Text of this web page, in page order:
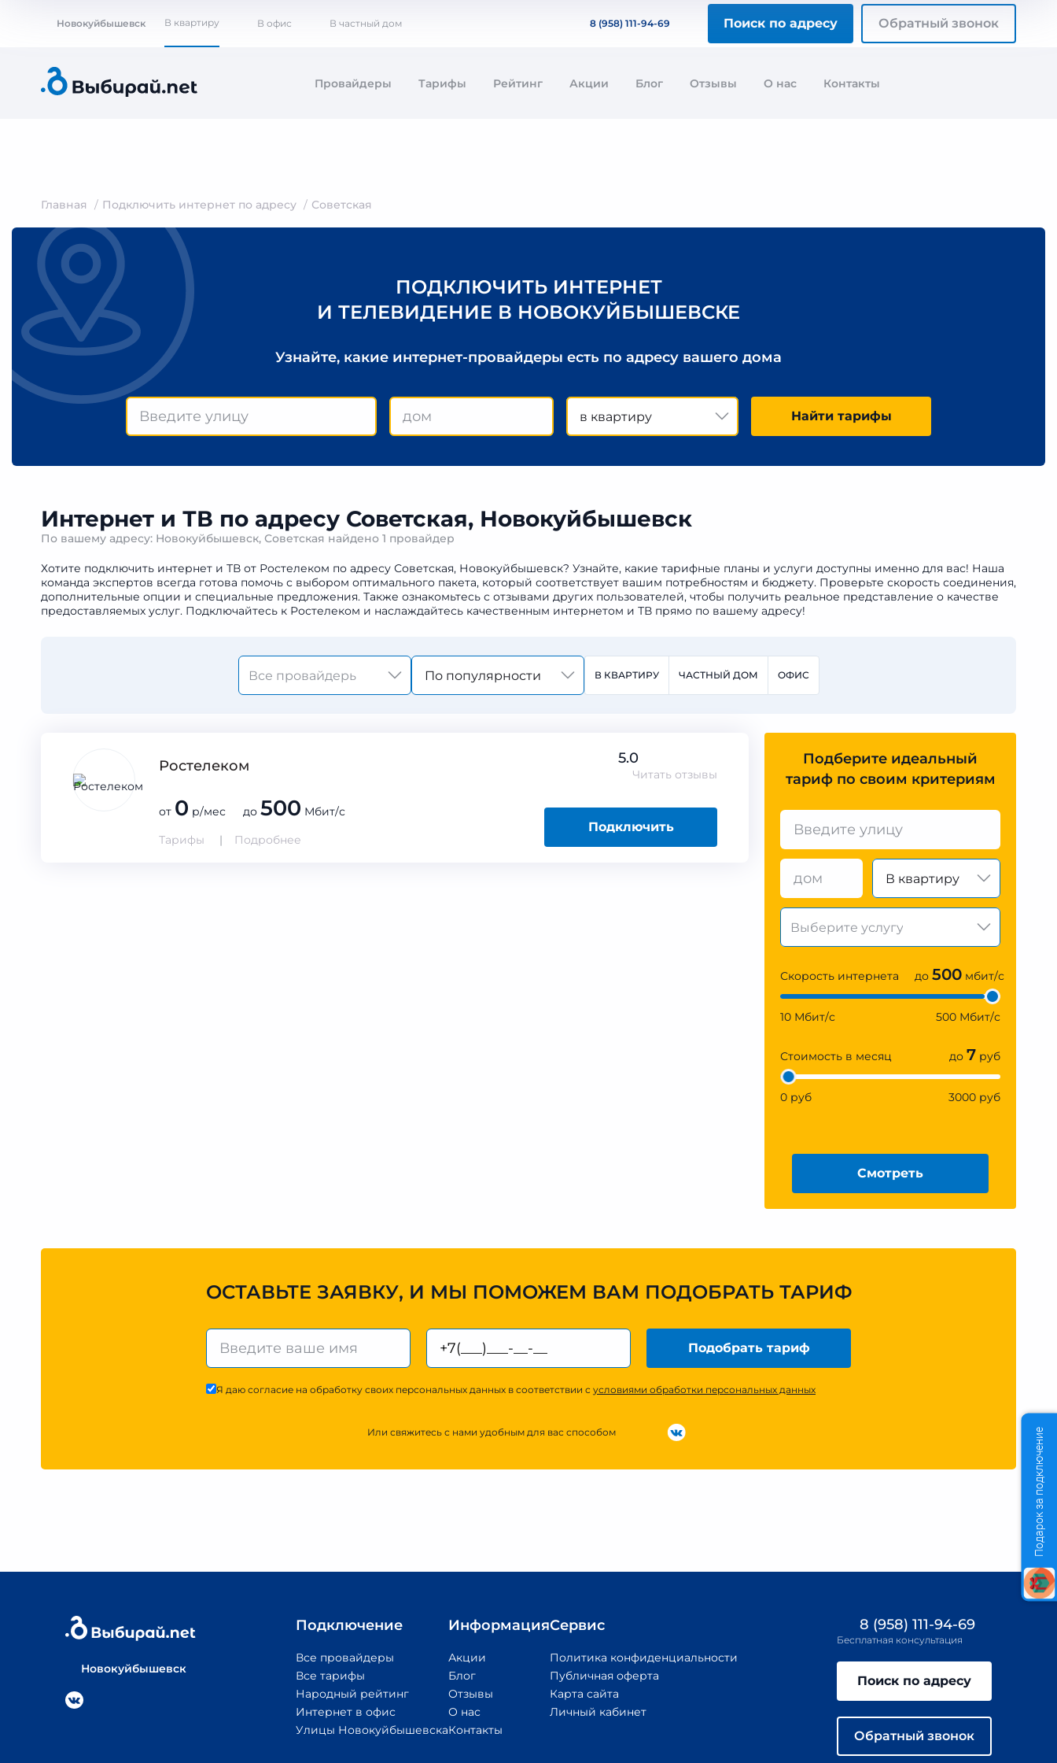
Новокуйбышевск В квартиру В офис В частный дом 8 (958) 111-94-69 Поиск по адресу Обратный звонок
Провайдеры Тарифы Рейтинг Акции Блог Отзывы О нас Контакты
Главная Подключить интернет по адресу Советская
ПОДКЛЮЧИТЬ ИНТЕРНЕТ
И ТЕЛЕВИДЕНИЕ В НОВОКУЙБЫШЕВСКЕ
Узнайте, какие интернет-провайдеры есть по адресу вашего дома
в квартиру Найти тарифы
Интернет и ТВ по адресу Советская, Новокуйбышевск
По вашему адресу: Новокуйбышевск, Советская найдено 1 провайдер
Хотите подключить интернет и ТВ от Ростелеком по адресу Советская, Новокуйбышевск? Узнайте, какие тарифные планы и услуги доступны именно для вас! Наша
команда экспертов всегда готова помочь с выбором оптимального пакета, который соответствует вашим потребностям и бюджету. Проверьте скорость соединения,
дополнительные опции и специальные предложения. Также ознакомьтесь с отзывами других пользователей, чтобы получить реальное представление о качестве
предоставляемых услуг. Подключайтесь к Ростелеком и наслаждайтесь качественным интернетом и ТВ прямо по вашему адресу!
По популярности В КВАРТИРУ ЧАСТНЫЙ ДОМ ОФИС
Ростелеком 5.0
Читать отзывы
от 0 р/мес до 500 Мбит/с
Тарифы
Подробнее
Подключить
Подберите идеальный
тариф по своим критериям
В квартиру
Скорость интернета до 500 мбит/с
10 Мбит/с 500 Мбит/с
Стоимость в месяц до 7 руб
0 руб 3000 руб
Смотреть
ОСТАВЬТЕ ЗАЯВКУ, И МЫ ПОМОЖЕМ ВАМ ПОДОБРАТЬ ТАРИФ
Подобрать тариф
Я даю согласие на обработку своих персональных данных в соответствии с условиями обработки персональных данных
Или свяжитесь с нами удобным для вас способом
Новокуйбышевск
Подключение
Все провайдеры
Все тарифы
Народный рейтинг
Интернет в офис
Улицы Новокуйбышевска
Информация
Акции
Блог
Отзывы
О нас
Контакты
Сервис
Политика конфиденциальности
Публичная оферта
Карта сайта
Личный кабинет
8 (958) 111-94-69
Бесплатная консультация
Поиск по адресу
Обратный звонок
Подарок за подключение